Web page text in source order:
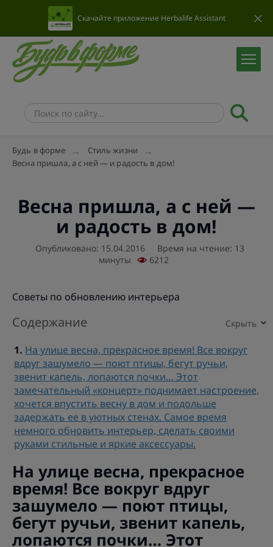
Скачайте приложение Herbalife Assistant
Будь в форме
Стиль жизни
Весна пришла, а с ней — и радость в дом!
Весна пришла, а с ней —
и радость в дом!
Опубликовано: 15.04.2016
Время на чтение: 13
минуты
6212
Советы по обновлению интерьера
Содержание
На улице весна, прекрасное время! Все вокруг
вдруг зашумело — поют птицы, бегут ручьи,
звенит капель, лопаются почки… Этот
замечательный «концерт» поднимает настроение,
хочется впустить весну в дом и подольше
задержать ее в уютных стенах. Самое время
немного обновить интерьер, сделать своими
руками стильные и яркие аксессуары.
На улице весна, прекрасное
время! Все вокруг вдруг
зашумело — поют птицы,
бегут ручьи, звенит капель,
лопаются почки… Этот